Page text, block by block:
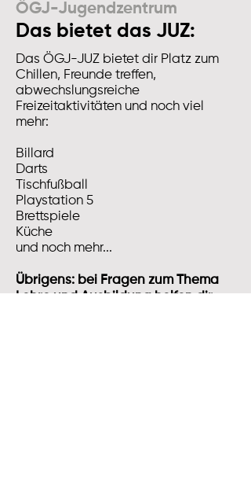
ÖGJ-Jugendzentrum
Das bietet das JUZ:
Das ÖGJ-JUZ bietet dir Platz zum
Chillen, Freunde treffen,
abwechslungsreiche
Freizeitaktivitäten und noch viel
mehr:
Billard
Darts
Tischfußball
Playstation 5
Brettspiele
Küche
und noch mehr...
Übrigens: bei Fragen zum Thema
Lehre und Ausbildung helfen dir